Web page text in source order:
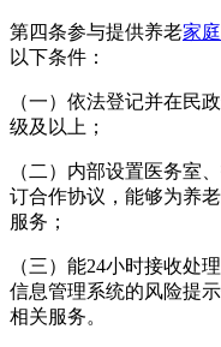
第四条参与提供养老家
以下条件：
（一）依法登记并在民
级及以上；
（二）内部设置医务室
订合作协议，能够为养
服务；
（三）能24小时接收处
信息管理系统的风险提
相关服务。